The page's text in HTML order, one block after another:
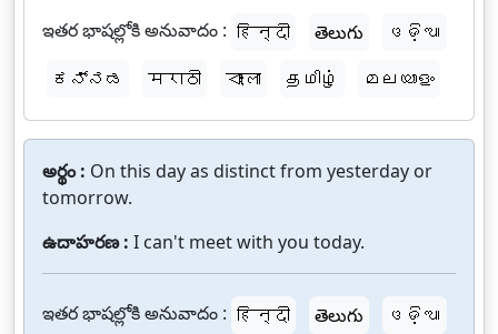
ఇతర భాషల్లోకి అనువాదం : हिन्दी తెలుగు
ଓଡ଼ିଆ
ಕನ್ನಡ
मराठी বাংলা தமிழ் മലയാളം
అర్థం : On this day as distinct from yesterday or
tomorrow.
ఉదాహరణ : I can't meet with you today.
ఇతర భాషల్లోకి అనువాదం : हिन्दी తెలుగు
ଓଡ଼ିଆ